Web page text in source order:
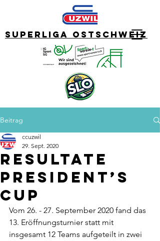
Superliga Ostschweiz
Beitrag
Resultate
President’s
Cup
ccuzwil
29. Sept. 2020
Vom 26. - 27. September 2020 fand das
13. Eröffnungsturnier statt mit
insgesamt 12 Teams aufgeteilt in zwei